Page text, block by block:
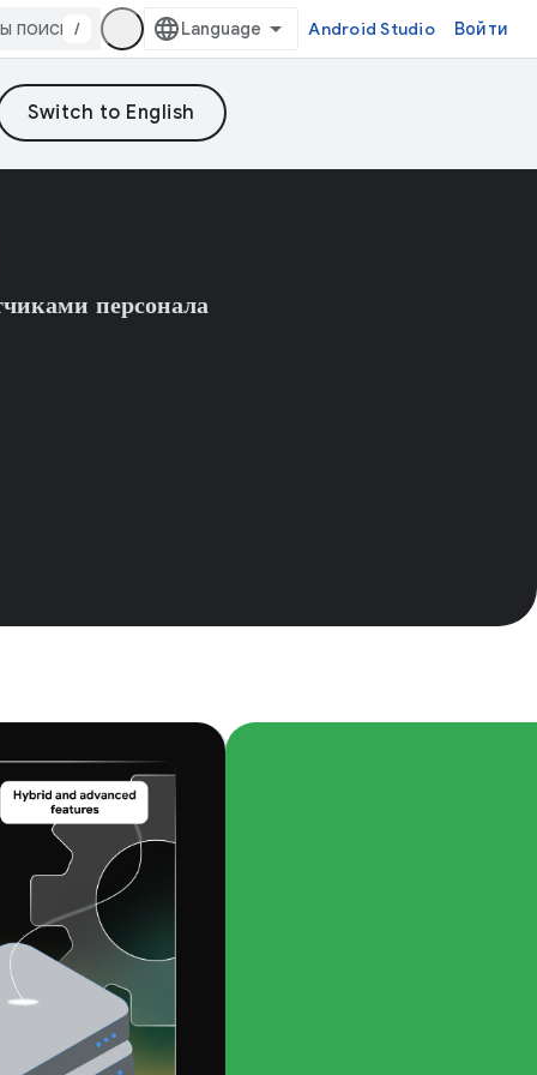
/ Android Studio Войти
персонала